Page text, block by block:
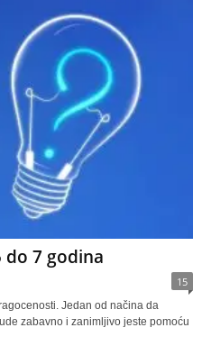
do 7 godina
15
Jedan od načina da
zabavno i zanimljivo jeste pomoću